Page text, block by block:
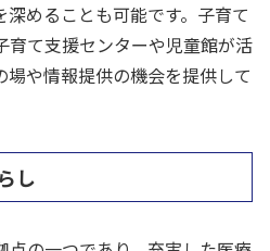
めることも可能です。子育て
育て支援センターや児童館が活
や情報提供の機会を提供して
し